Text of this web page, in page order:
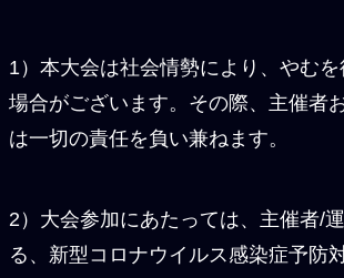
1）本大会は社会情勢により、やむ
場合がございます。その際、主催者
は一切の責任を負い兼ねます。
2）大会参加にあたっては、主催者/
る、新型コロナウイルス感染症予防